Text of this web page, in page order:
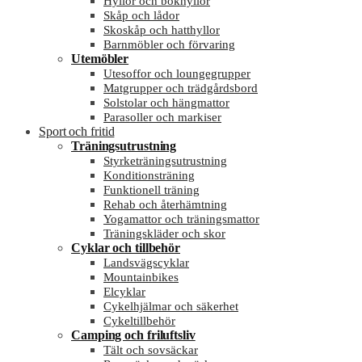
Skåp och lådor
Skoskåp och hatthyllor
Barnmöbler och förvaring
Utemöbler
Utesoffor och loungegrupper
Matgrupper och trädgårdsbord
Solstolar och hängmattor
Parasoller och markiser
Sport och fritid
Träningsutrustning
Styrketräningsutrustning
Konditionsträning
Funktionell träning
Rehab och återhämtning
Yogamattor och träningsmattor
Träningskläder och skor
Cyklar och tillbehör
Landsvägscyklar
Mountainbikes
Elcyklar
Cykelhjälmar och säkerhet
Cykeltillbehör
Camping och friluftsliv
Tält och sovsäckar